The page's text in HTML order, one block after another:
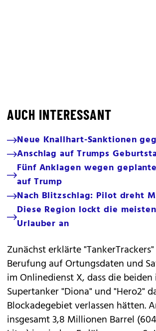
AUCH INTERESSANT
Neue Knallhart-Sanktionen
Anschlag auf Trumps
Fünf Anklagen wegen
auf Trump
Nach Blitzschlag: Pilot dreht
Diese Region lockt die
Urlauber an
Zunächst erklärte
Berufung auf Ortungsdaten und
im Onlinedienst X, dass die
Supertanker "Diona" und "Hero2"
Blockadegebiet verlassen hätten.
insgesamt 3,8 Millionen Barrel